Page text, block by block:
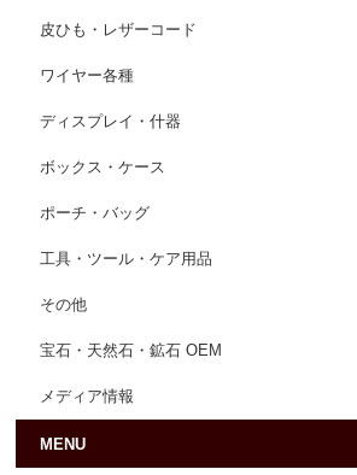
皮ひも・レザーコード
ワイヤー各種
ディスプレイ・什器
ボックス・ケース
ポーチ・バッグ
工具・ツール・ケア用品
その他
宝石・天然石・鉱石 OEM
メディア情報
MENU